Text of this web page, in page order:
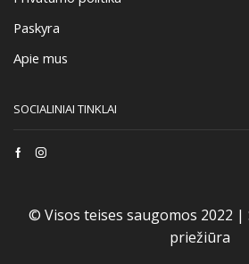
Paskyra
Apie mus
SOCIALINIAI TINKLAI
FacebookInstagram
© Visos teises saugomos 2022 |
priežiūra